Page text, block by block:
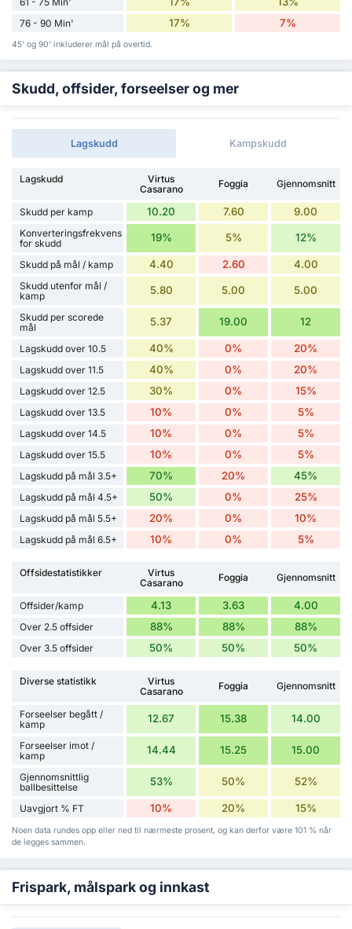
76 - 90 Min' 17% 7%
45' og 90' inkluderer mål på overtid.
Skudd, offsider, forseelser og mer
Lagskudd Kampskudd
Lagskudd
Virtus
Casarano
Foggia Gjennomsnitt
Skudd per kamp 10.20 7.60 9.00
Konverteringsfrekvens
for skudd
19% 5% 12%
Skudd på mål / kamp 4.40 2.60 4.00
Skudd utenfor mål /
kamp
5.80 5.00 5.00
Skudd per scorede
mål
5.37 19.00 12
Lagskudd over 10.5 40% 0% 20%
Lagskudd over 11.5 40% 0% 20%
Lagskudd over 12.5 30% 0% 15%
Lagskudd over 13.5 10% 0% 5%
Lagskudd over 14.5 10% 0% 5%
Lagskudd over 15.5 10% 0% 5%
Lagskudd på mål 3.5+ 70% 20% 45%
Lagskudd på mål 4.5+ 50% 0% 25%
Lagskudd på mål 5.5+ 20% 0% 10%
Lagskudd på mål 6.5+ 10% 0% 5%
Offsidestatistikker
Virtus
Casarano
Foggia Gjennomsnitt
Offsider/kamp 4.13 3.63 4.00
Over 2.5 offsider 88% 88% 88%
Over 3.5 offsider 50% 50% 50%
Diverse statistikk
Virtus
Casarano
Foggia Gjennomsnitt
Forseelser begått /
kamp
12.67 15.38 14.00
Forseelser imot /
kamp
14.44 15.25 15.00
Gjennomsnittlig
ballbesittelse
53% 50% 52%
Uavgjort % FT 10% 20% 15%
Noen data rundes opp eller ned til nærmeste prosent, og kan derfor være 101 % når
de legges sammen.
Frispark, målspark og innkast